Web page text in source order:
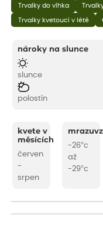
Trvalky do vlhka
Trvalky kvetoucí v létě
nároky na slunce
slunce
polostín
kvete v
měsících
červen
-
srpen
-26°c
až
-29°c